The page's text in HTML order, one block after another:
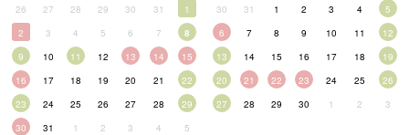
26
27 28 29 30 31
1
2
3 4 5 6 7
8
9
10 11 12 13 14
15
16
17 18 19 20 21
22
23
24 25 26 27 28
29
30
31 1 2 3 4 5
30
31 1 2 3 4
5
6
7 8 9 10 11
12
13
14 15 16 17 18
19
20
21 22 23 24 25
26
27
28 29 30 1 2 3